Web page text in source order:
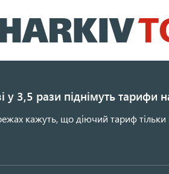
до
у 3,5 рази піднімуть тарифи
кажуть, що діючий тариф тільки